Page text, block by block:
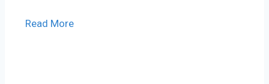
Read More